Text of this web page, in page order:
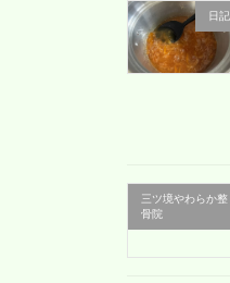
日記
三ツ境やわらか整
骨院